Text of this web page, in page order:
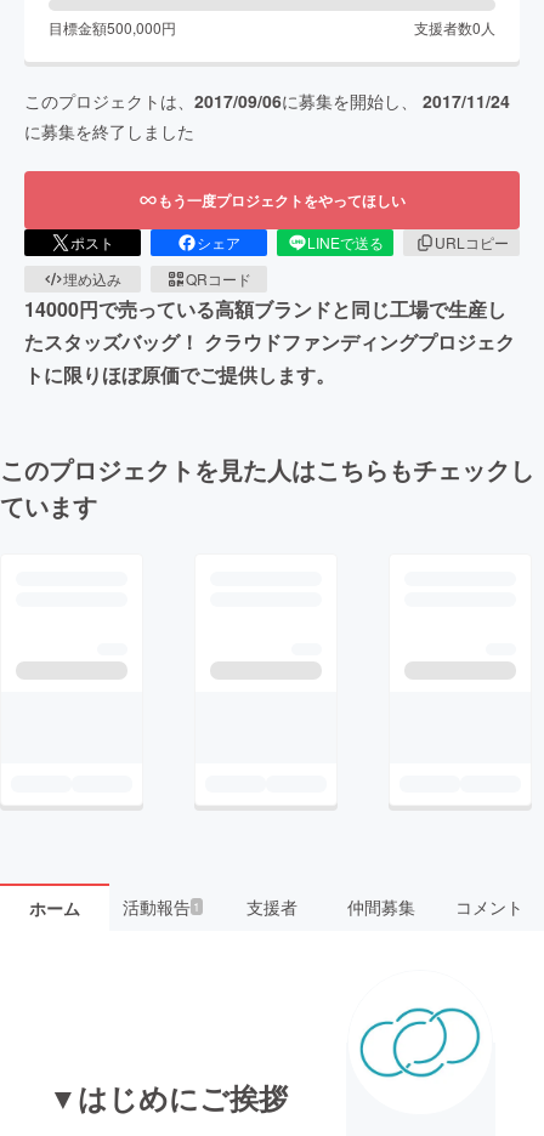
目標金額500,000円 支援者数0 人
このプロジェクトは、 2017/09/06に募集を開始し、 2017/11/24
に募集を終了しました
もう一度プロジェクトをやってほしい
ポスト シェア LINEで送る
URLコピー
埋め込み
QRコード
14000円で売っている高額ブランドと同じ工場で生産し
たスタッズバッグ！ クラウドファンディングプロジェク
トに限りほぼ原価でご提供します。
このプロジェクトを見た人はこちらもチェックし
ています
ホーム 活動報告1 支援者 仲間募集 コメント
▼はじめにご挨拶